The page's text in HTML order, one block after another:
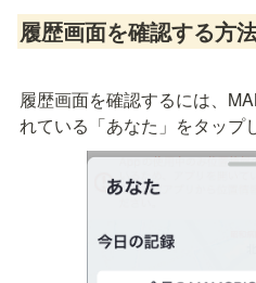
履歴画面を確認する方
履歴画面を確認するには、
れている「あなた」をタップ